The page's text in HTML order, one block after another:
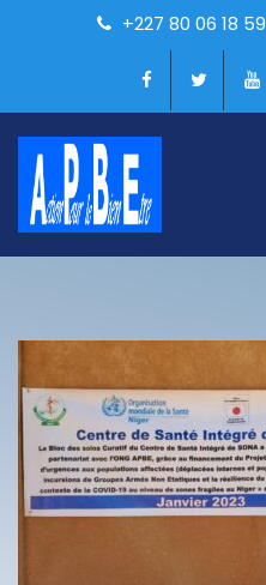
+227 80 06 18 59